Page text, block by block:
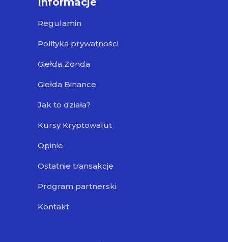
Regulamin
Polityka prywatności
Giełda Zonda
Giełda Binance
Jak to działa?
Kursy Kryptowalut
Opinie
Ostatnie transakcje
Program partnerski
Kontakt